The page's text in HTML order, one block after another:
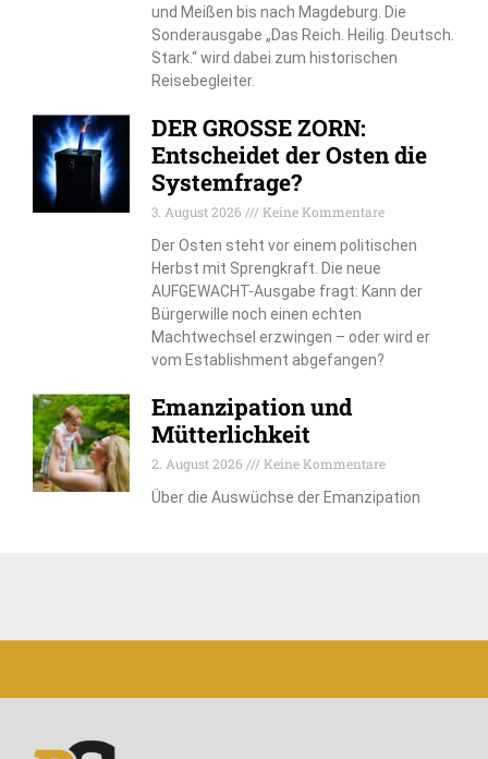
und Meißen bis nach Magdeburg. Die
Sonderausgabe „Das Reich. Heilig. Deutsch.
Stark.“ wird dabei zum historischen
Reisebegleiter.
DER GROSSE ZORN:
Entscheidet der Osten die
Systemfrage?
3. August 2026
Keine Kommentare
Der Osten steht vor einem politischen
Herbst mit Sprengkraft. Die neue
AUFGEWACHT-Ausgabe fragt: Kann der
Bürgerwille noch einen echten
Machtwechsel erzwingen – oder wird er
vom Establishment abgefangen?
Emanzipation und
Mütterlichkeit
2. August 2026
Keine Kommentare
Über die Auswüchse der Emanzipation